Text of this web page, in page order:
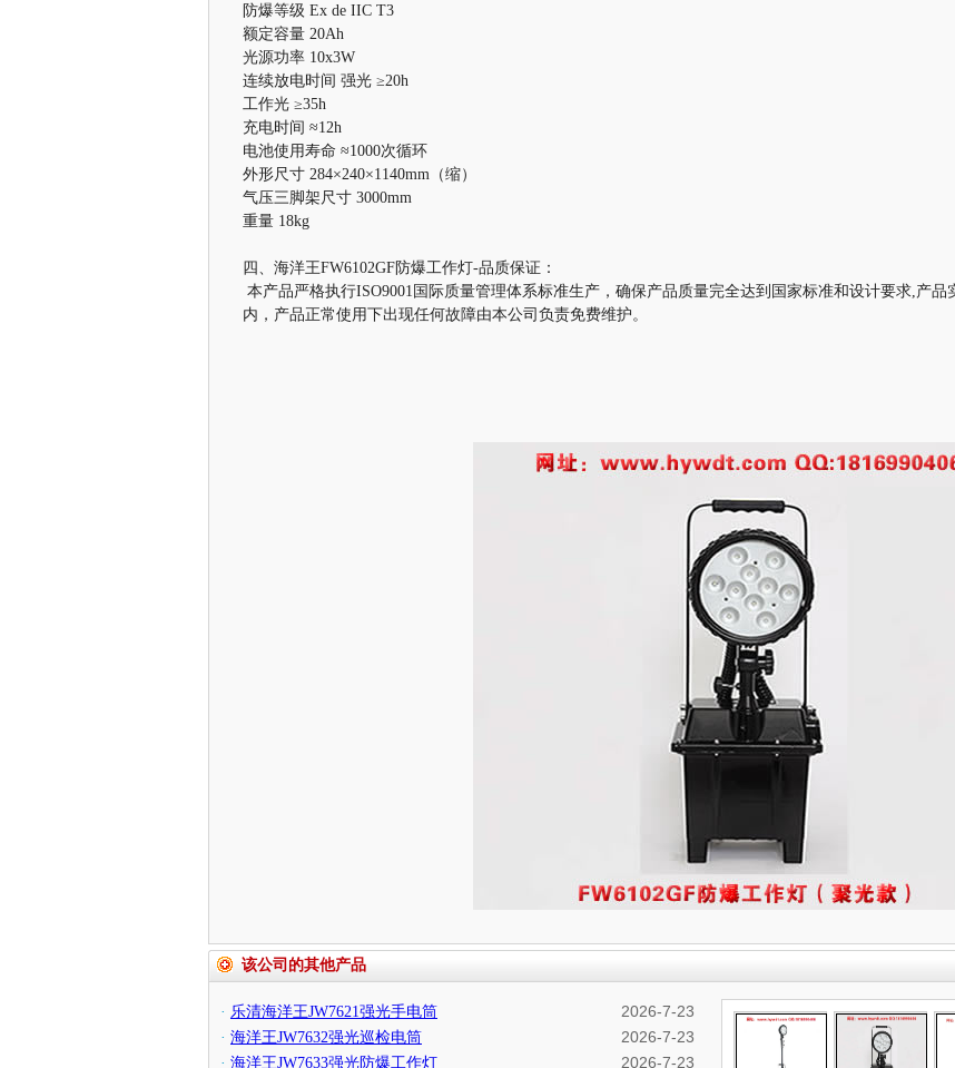
防爆等级 Ex de IIC T3
额定容量 20Ah
光源功率 10x3W
连续放电时间 强光 ≥20h
工作光 ≥35h
充电时间 ≈12h
电池使用寿命 ≈1000次循环
外形尺寸 284×240×1140mm（缩）
气压三脚架尺寸 3000mm
重量 18kg
四、海洋王FW6102GF防爆工作灯-品质保证：
本产品严格执行ISO9001国际质量管理体系标准生产，确保产品质量完全达到国家标准和设计要求,产
内，产品正常使用下出现任何故障由本公司负责免费维护。
该公司的其他产品
· 乐清海洋王JW7621强光手电筒 2026-7-23
· 海洋王JW7632强光巡检电筒 2026-7-23
· 海洋王JW7633强光防爆工作灯 2026-7-23